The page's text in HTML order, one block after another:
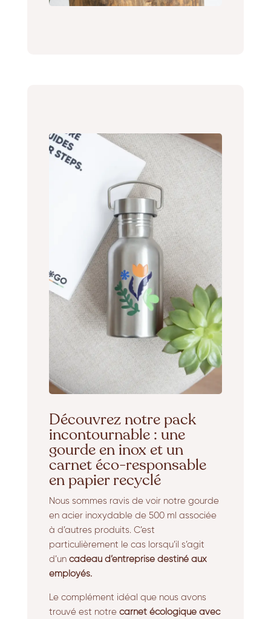
Découvrez notre pack
incontournable : une
gourde en inox et un
carnet éco-responsable
en papier recyclé
Nous sommes ravis de voir notre gourde
en acier inoxydable de 500 ml associée
à d’autres produits. C’est
particulièrement le cas lorsqu’il s’agit
d’un cadeau d’entreprise destiné aux
employés.
Le complément idéal que nous avons
trouvé est notre carnet écologique avec